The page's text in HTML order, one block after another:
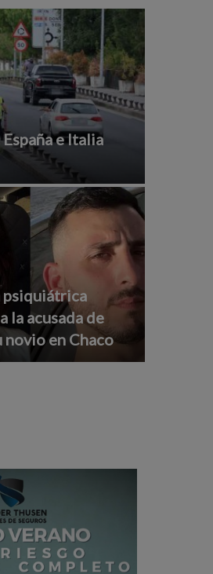
e Italia
psiquiátrica
la acusada de
novio en Chaco